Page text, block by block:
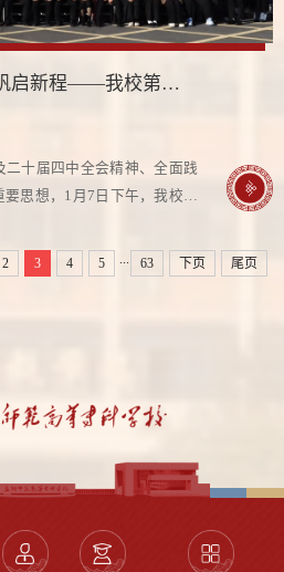
青春聚力担使命 奋楫扬帆启新程——我校第四次学生代表大会胜利召开
十届四中全会精神、全面践
思想，1月7日下午，我校在
长何子恢，学生工作处处长黄
副处长薛毅，儿童发展与艺术
2 3 4 5 ... 63 下页 尾页